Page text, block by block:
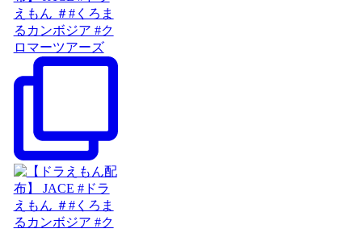
えもん ＃#くろま
るカンボジア #ク
ロマーツアーズ